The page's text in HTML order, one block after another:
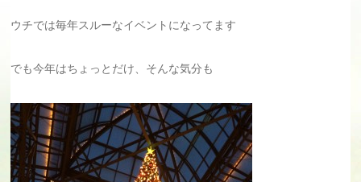
ウチでは毎年スルーなイベントになってます
でも今年はちょっとだけ、そんな気分も